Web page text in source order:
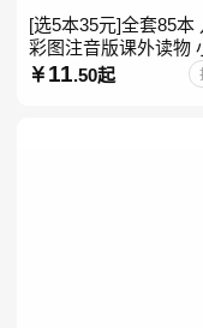
[选5本35元]全套85本
彩图注音版课外读物
低年级一二三年级课
经典带拼音的故事书
11 .50起